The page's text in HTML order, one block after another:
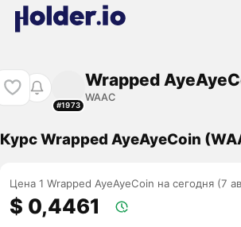
#1973
Wrapped
WAAC
Курс Wrapped AyeAyeCoin
Цена 1 Wrapped AyeAyeCoin на сегодня (7
$ 0,4461